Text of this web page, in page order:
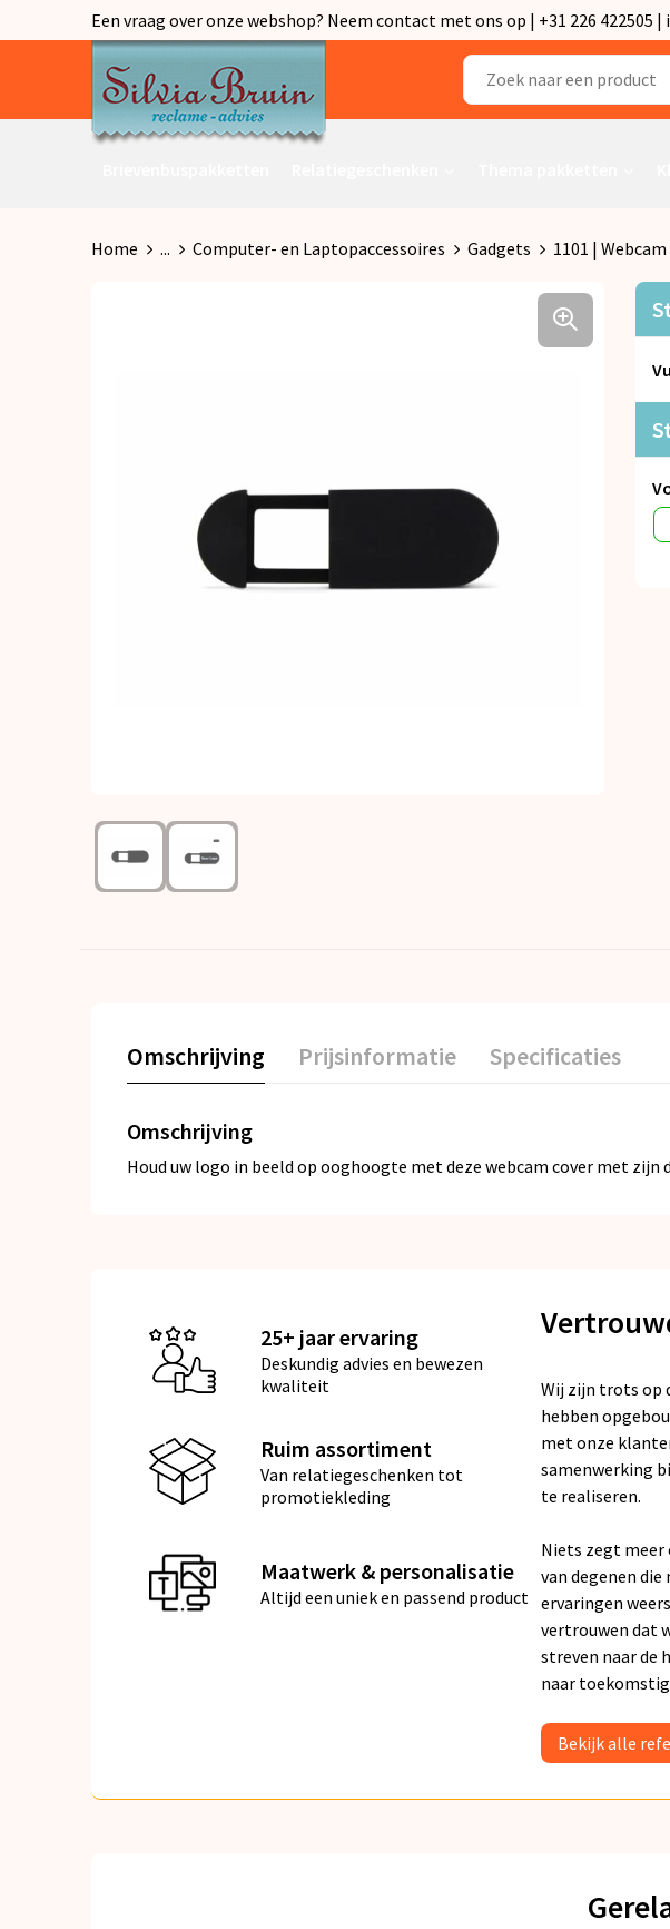
Een vraag over onze webshop? Neem contact met ons op | +31 226 422505
Home ... Computer- en Laptopaccessoires Gadgets 1101 |
Omschrijving Prijsinformatie Specificaties
Omschrijving
Houd uw logo in beeld op ooghoogte met deze webcam cover met
25+ jaar ervaring
Deskundig advies en bewezen
kwaliteit
Ruim assortiment
Van relatiegeschenken tot
promotiekleding
Maatwerk & personalisatie
Altijd een uniek en passend product
Wij zijn trots op
hebben
met onze
samenwerking
te realiseren.
Niets zegt meer
van degenen
ervaringen
vertrouwen dat
streven naar de
naar
Bekijk alle